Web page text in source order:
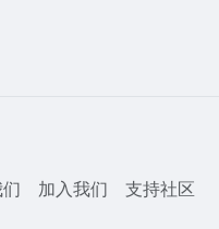
加入我们 支持社区